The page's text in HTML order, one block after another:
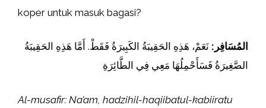
koper untuk masuk bagasi?
المُسَافِر: نَعَمْ، هَذِهِ الحَقِيبَةُ الكَبِيرَةُ فَقَطْ. أَمَّا هَذِهِ الحَقِيبَةُ
الصَّغِيرَةُ فَسَأَحْمِلُهَا مَعِي فِي الطَّائِرَةِ
Al-musafir: Na’am, hadzihil-haqiibatul-kabiiratu